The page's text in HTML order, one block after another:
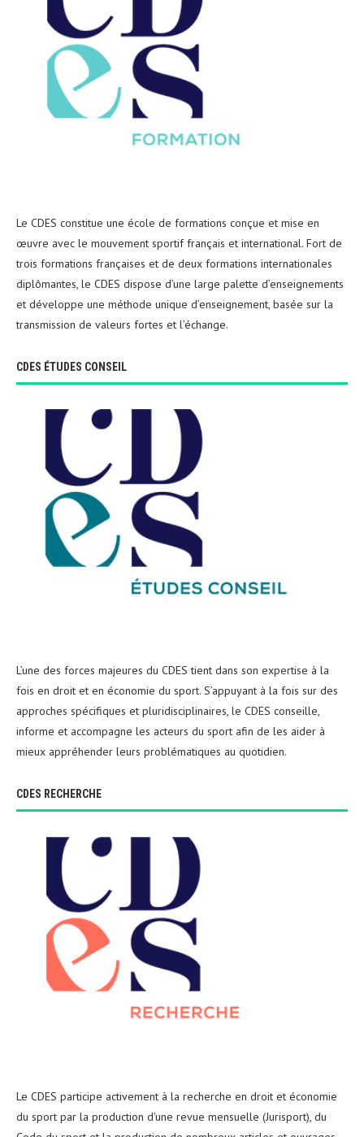
Le CDES constitue une école de formations conçue et mise en
œuvre avec le mouvement sportif français et international. Fort de
trois formations françaises et de deux formations internationales
diplômantes, le CDES dispose d’une large palette d’enseignements
et développe une méthode unique d’enseignement, basée sur la
transmission de valeurs fortes et l’échange.
CDES ÉTUDES CONSEIL
L’une des forces majeures du CDES tient dans son expertise à la
fois en droit et en économie du sport. S’appuyant à la fois sur des
approches spécifiques et pluridisciplinaires, le CDES conseille,
informe et accompagne les acteurs du sport afin de les aider à
mieux appréhender leurs problématiques au quotidien.
CDES RECHERCHE
Le CDES participe activement à la recherche en droit et économie
du sport par la production d'une revue mensuelle (Jurisport), du